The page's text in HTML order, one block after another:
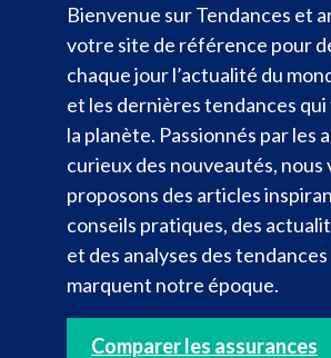
Bienvenue sur Tendances et
votre site de référence pour
chaque jour l’actualité du
et les dernières tendances
la planète. Passionnés par les
curieux des nouveautés, nous
proposons des articles
conseils pratiques, des
et des analyses des tendances
marquent notre époque.
Comparer les assurances